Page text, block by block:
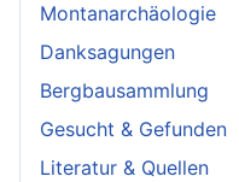
Montanarchäologie
Danksagungen
Bergbausammlung
Gesucht & Gefunden
Literatur & Quellen